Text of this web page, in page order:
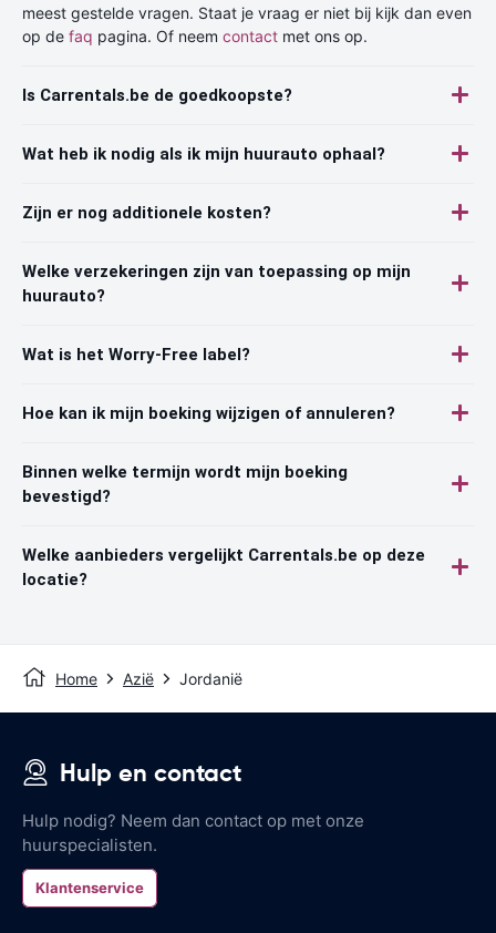
meest gestelde vragen. Staat je vraag er niet bij kijk dan even
op de faq pagina. Of neem contact met ons op.
Is Carrentals.be de goedkoopste?
Wat heb ik nodig als ik mijn huurauto ophaal?
Zijn er nog additionele kosten?
Welke verzekeringen zijn van toepassing op mijn
huurauto?
Wat is het Worry-Free label?
Hoe kan ik mijn boeking wijzigen of annuleren?
Binnen welke termijn wordt mijn boeking
bevestigd?
Welke aanbieders vergelijkt Carrentals.be op deze
locatie?
Home Azië Jordanië
Hulp en contact
Hulp nodig? Neem dan contact op met onze
huurspecialisten.
Klantenservice